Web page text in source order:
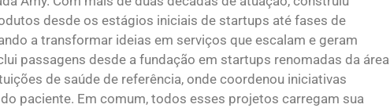
desde os estágios iniciais de startups até fases de
a transformar ideias em serviços que escalam e geram
passagens desde a fundação em startups renomadas da área
de saúde de referência, onde coordenou iniciativas
paciente. Em comum, todos esses projetos carregam sua